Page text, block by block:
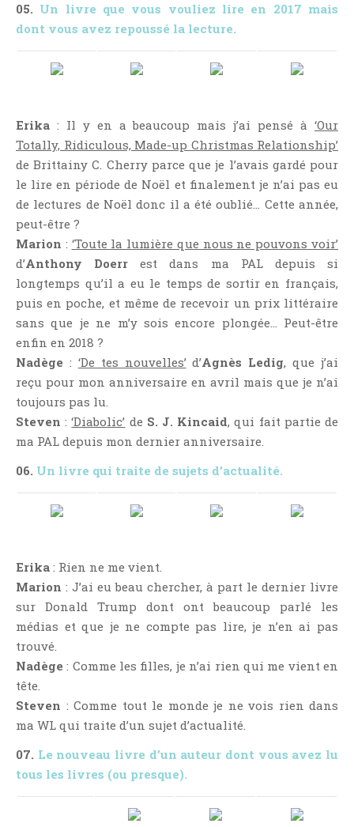
Témoignage
Théâtre
Top Ten Tuesday
Wish-List
05. Un livre que vous vouliez lire en 2017 mais
dont vous avez repoussé la lecture.
Erika : Il y en a beaucoup mais j’ai pensé à ‘Our
Totally, Ridiculous, Made-up Christmas Relationship’
de Brittainy C. Cherry parce que je l’avais gardé pour
le lire en période de Noël et finalement je n’ai pas eu
de lectures de Noël donc il a été oublié… Cette année,
peut-être ?
Marion : ‘Toute la lumière que nous ne pouvons voir’
d’Anthony Doerr est dans ma PAL depuis si
longtemps qu’il a eu le temps de sortir en français,
puis en poche, et même de recevoir un prix littéraire
sans que je ne m’y sois encore plongée… Peut-être
enfin en 2018 ?
Nadège : ‘De tes nouvelles’ d’Agnès Ledig, que j’ai
reçu pour mon anniversaire en avril mais que je n’ai
toujours pas lu.
Steven :‘Diabolic’ de S. J. Kincaid, qui fait partie de
ma PAL depuis mon dernier anniversaire.
06. Un livre qui traite de sujets d’actualité.
Erika : Rien ne me vient.
Marion : J’ai eu beau chercher, à part le dernier livre
sur Donald Trump dont ont beaucoup parlé les
médias et que je ne compte pas lire, je n’en ai pas
trouvé.
Nadège : Comme les filles, je n’ai rien qui me vient en
tête.
Steven : Comme tout le monde je ne vois rien dans
ma WL qui traite d’un sujet d’actualité.
07. Le nouveau livre d’un auteur dont vous avez lu
tous les livres (ou presque).